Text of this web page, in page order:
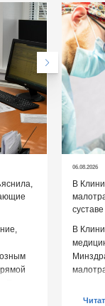
06.08.2026
В
суставе
В